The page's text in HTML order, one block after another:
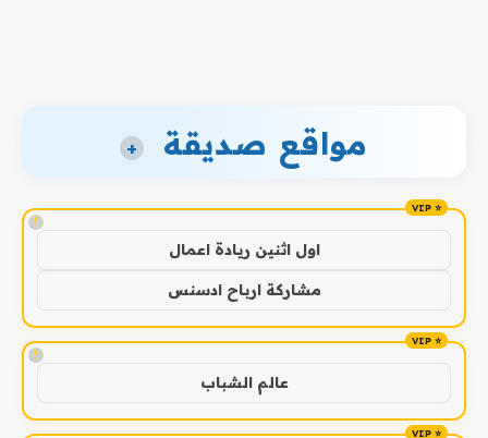
مواقع صديقة +
!
اول اثنين ريادة اعمال
مشاركة ارباح ادسنس
!
عالم الشباب